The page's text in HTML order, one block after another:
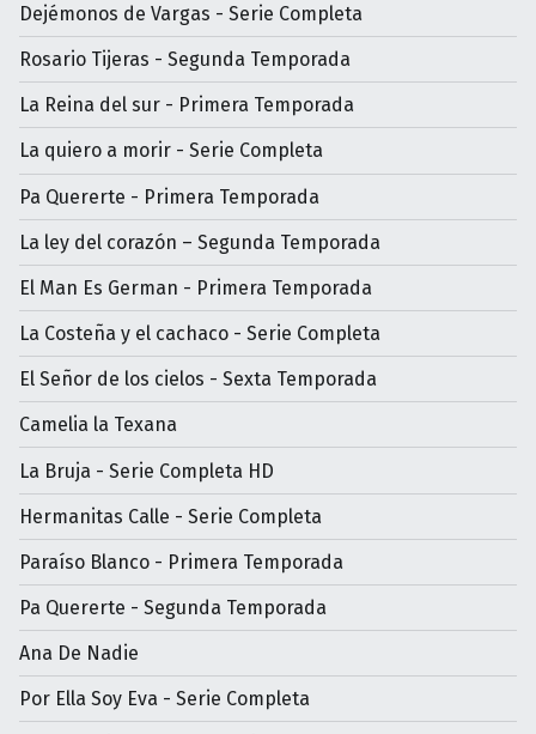
Dejémonos de Vargas - Serie Completa
Rosario Tijeras - Segunda Temporada
La Reina del sur - Primera Temporada
La quiero a morir - Serie Completa
Pa Quererte - Primera Temporada
La ley del corazón – Segunda Temporada
El Man Es German - Primera Temporada
La Costeña y el cachaco - Serie Completa
El Señor de los cielos - Sexta Temporada
Camelia la Texana
La Bruja - Serie Completa HD
Hermanitas Calle - Serie Completa
Paraíso Blanco - Primera Temporada
Pa Quererte - Segunda Temporada
Ana De Nadie
Por Ella Soy Eva - Serie Completa